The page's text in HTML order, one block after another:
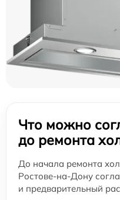
Что можно
до ремонта
До начала ремонта
Ростове-на-Дону
и предварительный